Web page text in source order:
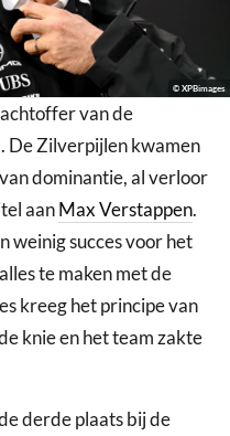
© XPBimages
van de
De Zilverpijlen kwamen
dominantie, al verloor
aanMax Verstappen.
weinig succes voor het
te maken met de
kreeg het principe van
knie en het team zakte
derde plaats bij de